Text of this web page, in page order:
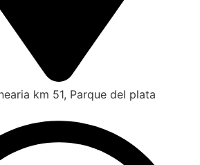
km 51, Parque del plata